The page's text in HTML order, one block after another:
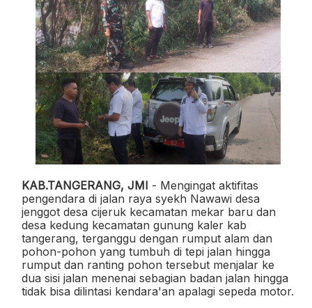
KAB.TANGERANG, JMI - Mengingat aktifitas
pengendara di jalan raya syekh Nawawi desa
jenggot desa cijeruk kecamatan mekar baru dan
desa kedung kecamatan gunung kaler kab
tangerang, terganggu dengan rumput alam dan
pohon-pohon yang tumbuh di tepi jalan hingga
rumput dan ranting pohon tersebut menjalar ke
dua sisi jalan menenai sebagian badan jalan hingga
tidak bisa dilintasi kendara'an apalagi sepeda motor.